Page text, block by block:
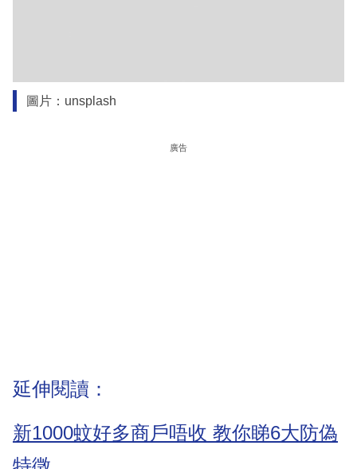
圖片：unsplash
廣告
延伸閱讀：
新1000蚊好多商戶唔收 教你睇6大防偽